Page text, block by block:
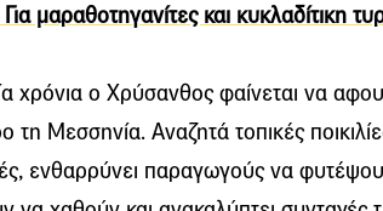
μαραθοτηγανίτες και κυκλαδίτικη
χρόνια ο Χρύσανθος φαίνεται να
τη Μεσσηνία. Αναζητά τοπικές
ενθαρρύνει παραγωγούς να